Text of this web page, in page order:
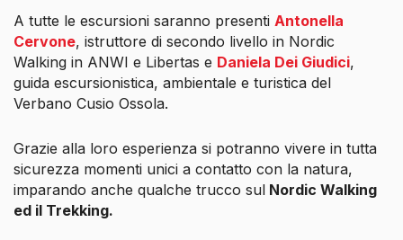
A tutte le escursioni saranno presenti Antonella
Cervone, istruttore di secondo livello in Nordic
Walking in ANWI e Libertas e Daniela Dei Giudici,
guida escursionistica, ambientale e turistica del
Verbano Cusio Ossola.
Grazie alla loro esperienza si potranno vivere in tutta
sicurezza momenti unici a contatto con la natura,
imparando anche qualche trucco sul Nordic Walking
ed il Trekking.